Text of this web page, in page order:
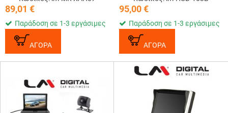
89,01 €
Παράδοση σε 1-3 εργάσιμες
ΑΓΟΡΑ
ρολοι και υψομετρικος
δεικτης, ενημερωση απ...
95,00€
Παράδοση σε 1-3 εργάσιμες
ΑΓΟΡΑ